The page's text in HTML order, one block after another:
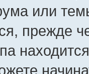
или
прежде